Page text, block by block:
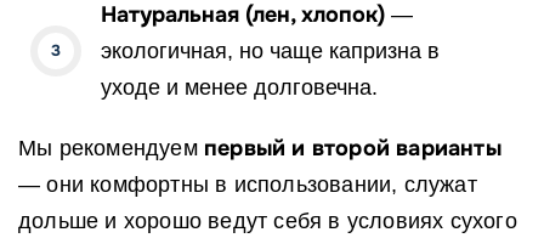
Натуральная (лен, хлопок) —
экологичная, но чаще капризна в
уходе и менее долговечна.
Мы рекомендуем первый и второй варианты
— они комфортны в использовании, служат
дольше и хорошо ведут себя в условиях сухого